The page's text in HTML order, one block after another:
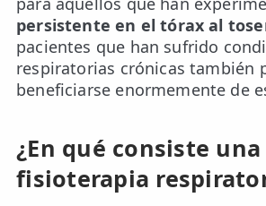
persistente en el tórax al
pacientes que han sufrido
respiratorias crónicas también
beneficiarse enormemente de
¿En qué consiste
fisioterapia